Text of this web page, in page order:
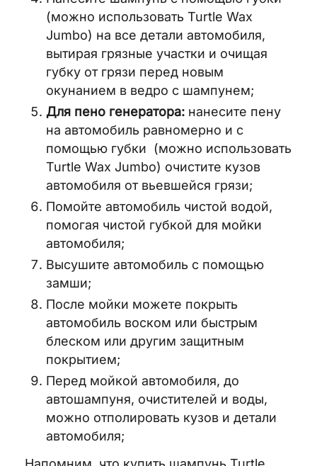
(можно использовать Turtle Wax
Jumbo) на все детали автомобиля,
вытирая грязные участки и очищая
губку от грязи перед новым
окунанием в ведро с шампунем;
Для пено генератора: нанесите пену
на автомобиль равномерно и с
помощью губки (можно использовать
Turtle Wax Jumbo) очистите кузов
автомобиля от вьевшейся грязи;
Помойте автомобиль чистой водой,
помогая чистой губкой для мойки
автомобиля;
Высушите автомобиль с помощью
замши;
После мойки можете покрыть
автомобиль воском или быстрым
блеском или другим защитным
покрытием;
Перед мойкой автомобиля, до
автошампуня, очистителей и воды,
можно отполировать кузов и детали
автомобиля;